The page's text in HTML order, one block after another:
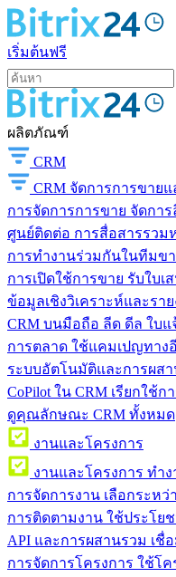
เริ่มต้นฟรี
ผลิตภัณฑ์
CRM
CRM จัดการการขาย
การจัดการการขาย จัดกา
ศูนย์ติดต่อ การสื่อสารรวม
การทำงานร่วมกันในทีมข
การเปิดใช้การขาย รับใบเ
ข้อมูลเชิงวิเคราะห์และรา
CRM บนมือถือ ลีด ดีล ใบ
การตลาด ใช้แคมเปญทาง
ระบบอัตโนมัติและการผสา
CoPilot ใน CRM เรียกใช้ก
ดูคุณลักษณะ CRM ทั้งหมด
งานและโครงการ
งานและโครงการ ทำง
การจัดการงาน เลือกระห
การติดตามงาน ใช้ประโย
API และการผสานรวม เชื่
การจัดการโครงการ ใช้โค